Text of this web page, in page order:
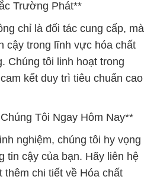
Trường Phát**
chỉ là đối tác cung cấp, mà
cậy trong lĩnh vực hóa chất
Chúng tôi linh hoạt trong
kết duy trì tiêu chuẩn cao
Tôi Ngay Hôm Nay**
nghiệm, chúng tôi hy vọng
tin cậy của bạn. Hãy liên hệ
thêm chi tiết về Hóa chất